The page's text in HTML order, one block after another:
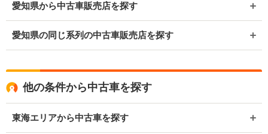
愛知県から中古車販売店を探す
愛知県の同じ系列の中古車販売店を探す
他の条件から中古車を探す
東海エリアから中古車を探す